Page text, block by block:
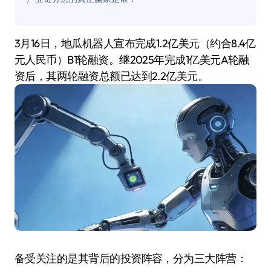
3月16日，地瓜机器人宣布完成1.2亿美元（约合8.4亿
元人民币）B1轮融资。继2025年完成1亿美元A轮融
资后，其两轮融资总额已达到2.2亿美元。
备受关注的是其背后的投资阵容，分为三大阵营：